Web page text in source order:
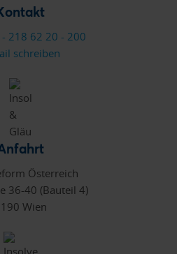
218 62 20 - 200
schreiben
Österreich
36-40 (Bauteil 4)
Wien